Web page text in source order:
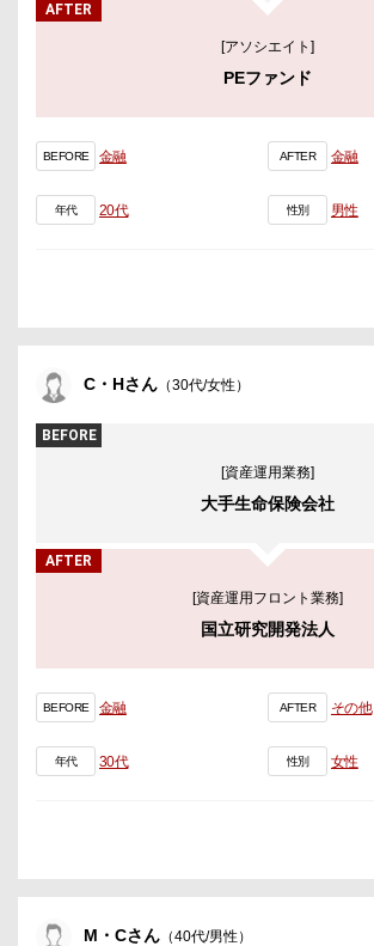
AFTER
[アソシエイト]
PEファンド
BEFORE 金融 AFTER 金融
年代 20代 性別 男性
C・Hさん （30代/女性）
BEFORE
[資産運用業務]
大手生命保険会社
AFTER
[資産運用フロント業務]
国立研究開発法人
BEFORE 金融 AFTER その他
年代 30代 性別 女性
M・Cさん （40代/男性）